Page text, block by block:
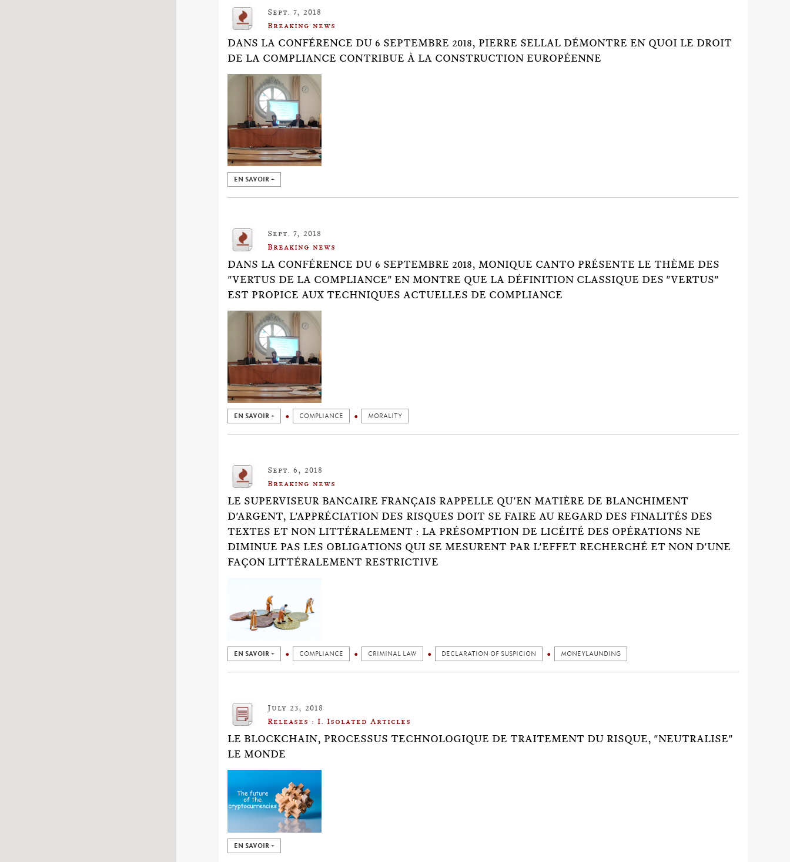
Sept. 7, 2018
Breaking news
DANS LA CONFÉRENCE DU 6 SEPTEMBRE 2018, PIERRE SELLAL DÉMONTRE EN QUOI LE DROIT
DE LA COMPLIANCE CONTRIBUE À LA CONSTRUCTION EUROPÉENNE
EN SAVOIR +
Sept. 7, 2018
Breaking news
DANS LA CONFÉRENCE DU 6 SEPTEMBRE 2018, MONIQUE CANTO PRÉSENTE LE THÈME DES
"VERTUS DE LA COMPLIANCE" EN MONTRE QUE LA DÉFINITION CLASSIQUE DES "VERTUS"
EST PROPICE AUX TECHNIQUES ACTUELLES DE COMPLIANCE
EN SAVOIR + COMPLIANCE MORALITY
Sept. 6, 2018
Breaking news
LE SUPERVISEUR BANCAIRE FRANÇAIS RAPPELLE QU'EN MATIÈRE DE BLANCHIMENT
D'ARGENT, L'APPRÉCIATION DES RISQUES DOIT SE FAIRE AU REGARD DES FINALITÉS DES
TEXTES ET NON LITTÉRALEMENT : LA PRÉSOMPTION DE LICÉITÉ DES OPÉRATIONS NE
DIMINUE PAS LES OBLIGATIONS QUI SE MESURENT PAR L'EFFET RECHERCHÉ ET NON D'UNE
FAÇON LITTÉRALEMENT RESTRICTIVE
EN SAVOIR + COMPLIANCE CRIMINAL LAW DECLARATION OF SUSPICION MONEYLAUNDING
July 23, 2018
Releases : I. Isolated Articles
LE BLOCKCHAIN, PROCESSUS TECHNOLOGIQUE DE TRAITEMENT DU RISQUE, "NEUTRALISE"
LE MONDE
EN SAVOIR +